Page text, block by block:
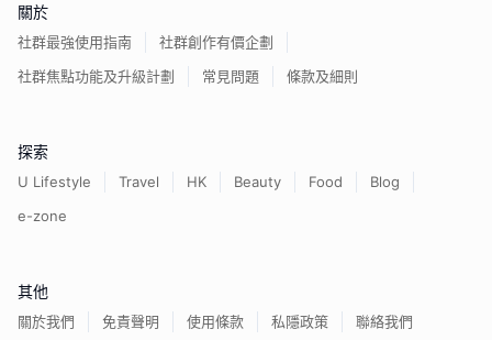
關於
社群最強使用指南
社群創作有價企劃
社群焦點功能及升級計劃
常見問題 條款及細則
探索
U Lifestyle Travel HK Beauty Food
Blog
e-zone
其他
關於我們 免責聲明 使用條款 私隱政策 聯絡我們